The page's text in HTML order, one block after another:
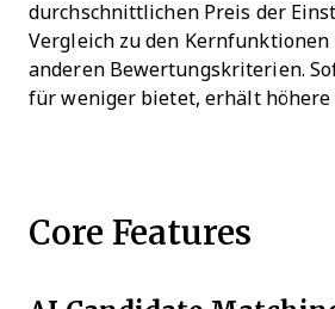
durchschnittlichen Preis der
Vergleich zu den Kernfunktionen
anderen Bewertungskriterien.
für weniger bietet, erhält höhere
Core Features